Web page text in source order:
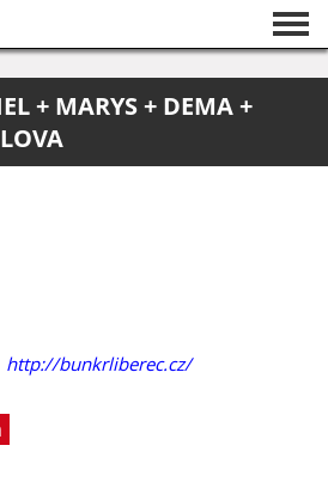
+ MARYS + DEMA +
http://bunkrliberec.cz/